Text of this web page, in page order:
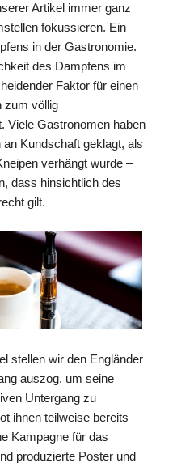
Artikel immer ganz
fokussieren. Ein
in der Gastronomie.
des Dampfens im
Faktor für einen
zum völlig
Viele Gastronomen haben
Kundschaft geklagt, als
verhängt wurde –
dass hinsichtlich des
gilt.
stellen wir den Engländer
auszog, um seine
Untergang zu
ihnen teilweise bereits
Kampagne für das
produzierte Poster und